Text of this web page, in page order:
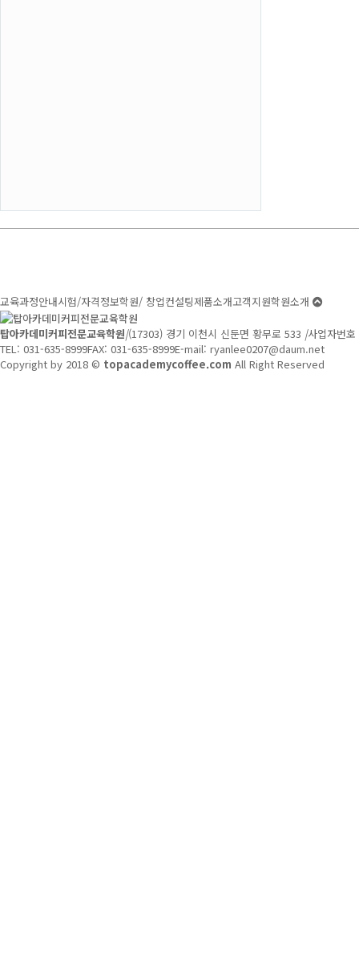
교육과정안내시험/자격정보학원/ 창업컨설팅제품소개고객지원학원소개
탑아카데미커피전문교육학원|(17303) 경기 이천시 신둔면 황무로 533 |사업자번
TEL: 031-635-8999FAX: 031-635-8999E-mail: ryanlee0207@daum.net
Copyright by 2018 © topacademycoffee.com All Right Reserved